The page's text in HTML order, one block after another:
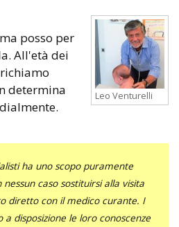
Leo Venturelli
posso per
All'età dei
determina
ha uno scopo puramente
caso sostituirsi alla visita
diretto con il medico curante. I
disposizione le loro conoscenze